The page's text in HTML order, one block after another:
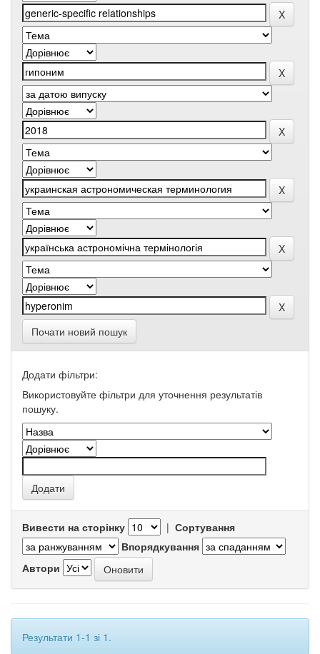
Почати новий пошук
Додати фільтри:
Використовуйте фільтри для уточнення результатів
пошуку.
Вивести на сторінку | Сортування
Впорядкування
Автори
Результати 1-1 зі 1.